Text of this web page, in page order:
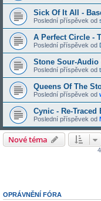
Sick Of It All -
Poslední příspěvek od
A Perfect Circle -
Poslední příspěvek od
Stone Sour-Audio
Poslední příspěvek od
Queens Of The
Poslední příspěvek od
Cynic - Re-Traced
Poslední příspěvek od
Nové téma
OPRÁVNĚNÍ FÓRA